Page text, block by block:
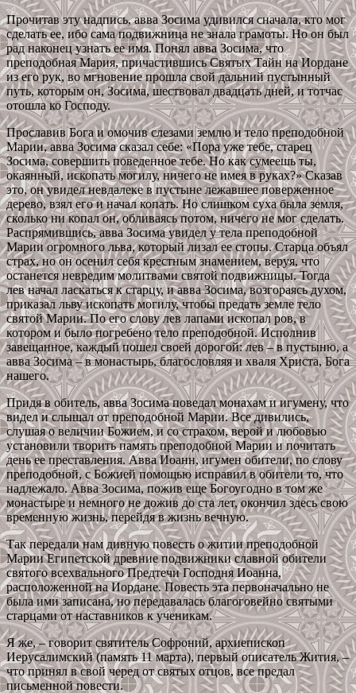
Прочитав эту надпись, авва Зосима удивился сначала, кто мог
сделать ее, ибо сама подвижница не знала грамоты. Но он был
рад наконец узнать ее имя. Понял авва Зосима, что
преподобная Мария, причастившись Святых Тайн на Иордане
из его рук, во мгновение прошла свой дальний пустынный
путь, которым он, Зосима, шествовал двадцать дней, и тотчас
отошла ко Господу.
Прославив Бога и омочив слезами землю и тело преподобной
Марии, авва Зосима сказал себе: «Пора уже тебе, старец
Зосима, совершить поведенное тебе. Но как сумеешь ты,
окаянный, ископать могилу, ничего не имея в руках?» Сказав
это, он увидел невдалеке в пустыне лежавшее поверженное
дерево, взял его и начал копать. Но слишком суха была земля,
сколько ни копал он, обливаясь потом, ничего не мог сделать.
Распрямившись, авва Зосима увидел у тела преподобной
Марии огромного льва, который лизал ее стопы. Старца объял
страх, но он осенил себя крестным знамением, веруя, что
останется невредим молитвами святой подвижницы. Тогда
лев начал ласкаться к старцу, и авва Зосима, возгораясь духом,
приказал льву ископать могилу, чтобы предать земле тело
святой Марии. По его слову лев лапами ископал ров, в
котором и было погребено тело преподобной. Исполнив
завещанное, каждый пошел своей дорогой: лев – в пустыню, а
авва Зосима – в монастырь, благословляя и хваля Христа, Бога
нашего.
Придя в обитель, авва Зосима поведал монахам и игумену, что
видел и слышал от преподобной Марии. Все дивились,
слушая о величии Божием, и со страхом, верой и любовью
установили творить память преподобной Марии и почитать
день ее преставления. Авва Иоанн, игумен обители, по слову
преподобной, с Божией помощью исправил в обители то, что
надлежало. Авва Зосима, пожив еще Богоугодно в том же
монастыре и немного не дожив до ста лет, окончил здесь свою
временную жизнь, перейдя в жизнь вечную.
Так передали нам дивную повесть о житии преподобной
Марии Египетской древние подвижники славной обители
святого всехвального Предтечи Господня Иоанна,
расположенной на Иордане. Повесть эта первоначально не
была ими записана, но передавалась благоговейно святыми
старцами от наставников к ученикам.
Я же, – говорит святитель Софроний, архиепископ
Иерусалимский (память 11 марта), первый описатель Жития, –
что принял в свой черед от святых отцов, все предал
письменной повести.